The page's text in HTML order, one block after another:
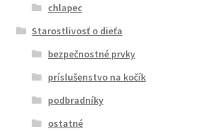
chlapec
Starostlivosť o dieťa
bezpečnostné prvky
príslušenstvo na kočík
podbradníky
ostatné